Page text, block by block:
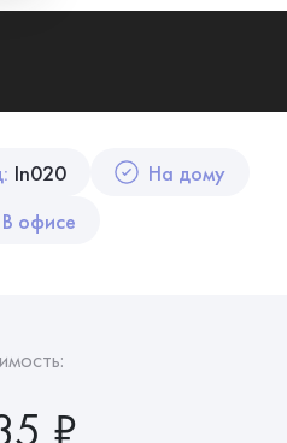
In020
На дому
В офисе
₽